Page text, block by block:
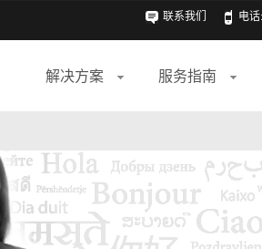
联系我们 电话
解决方案 服务指南